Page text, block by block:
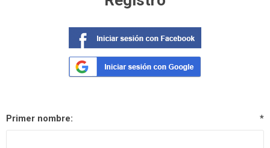
Primer nombre: *